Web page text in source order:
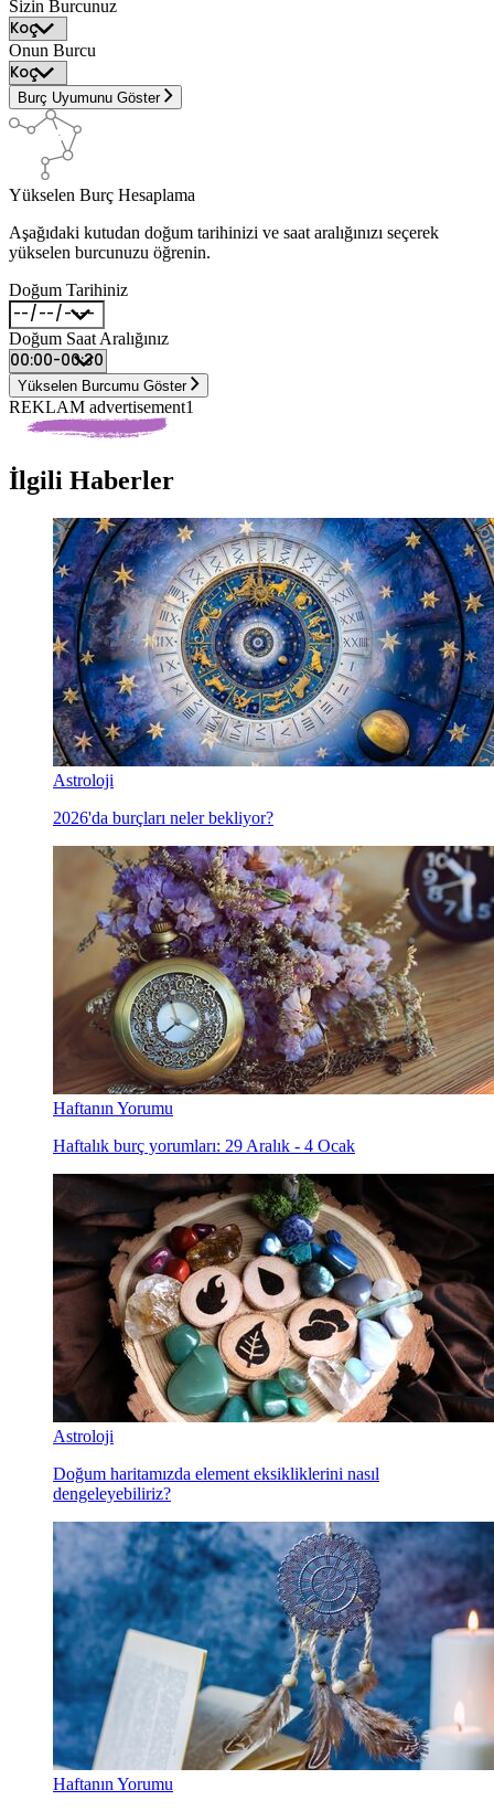
Sizin Burcunuz
Onun Burcu
Burç Uyumunu Göster
Yükselen Burç Hesaplama
Aşağıdaki kutudan doğum tarihinizi ve saat aralığınızı seçerek
yükselen burcunuzu öğrenin.
Doğum Tarihiniz
Doğum Saat Aralığınız
Yükselen Burcumu Göster
REKLAM advertisement1
İlgili Haberler
Astroloji
2026'da burçları neler bekliyor?
Haftanın Yorumu
Haftalık burç yorumları: 29 Aralık - 4 Ocak
Astroloji
Doğum haritamızda element eksikliklerini nasıl
dengeleyebiliriz?
Haftanın Yorumu